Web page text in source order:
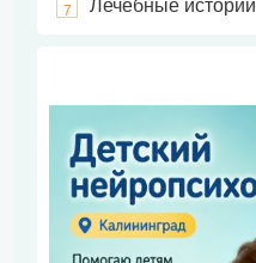
7 Лечебные истории